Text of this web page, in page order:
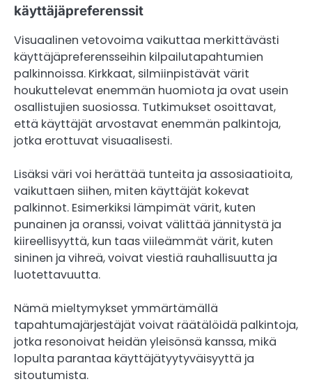
käyttäjäpreferenssit
Visuaalinen vetovoima vaikuttaa merkittävästi
käyttäjäpreferensseihin kilpailutapahtumien
palkinnoissa. Kirkkaat, silmiinpistävät värit
houkuttelevat enemmän huomiota ja ovat usein
osallistujien suosiossa. Tutkimukset osoittavat,
että käyttäjät arvostavat enemmän palkintoja,
jotka erottuvat visuaalisesti.
Lisäksi väri voi herättää tunteita ja assosiaatioita,
vaikuttaen siihen, miten käyttäjät kokevat
palkinnot. Esimerkiksi lämpimät värit, kuten
punainen ja oranssi, voivat välittää jännitystä ja
kiireellisyyttä, kun taas viileämmät värit, kuten
sininen ja vihreä, voivat viestiä rauhallisuutta ja
luotettavuutta.
Nämä mieltymykset ymmärtämällä
tapahtumajärjestäjät voivat räätälöidä palkintoja,
jotka resonoivat heidän yleisönsä kanssa, mikä
lopulta parantaa käyttäjätyytyväisyyttä ja
sitoutumista.